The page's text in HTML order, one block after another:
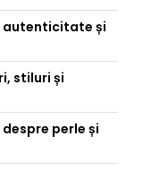
autenticitate și
stiluri și
perle și